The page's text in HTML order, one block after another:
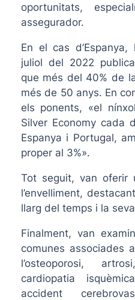
oportunitats,
assegurador.
En el cas
juliol del 2022
que més del 40% de
més de 50 anys. En
els ponents, «el
Silver Economy cada
Espanya i Portugal,
proper al 3%».
Tot seguit, van oferir
l’envelliment,
llarg del temps i la
Finalment, van
comunes associades
l’osteoporosi,
cardiopatia
accident